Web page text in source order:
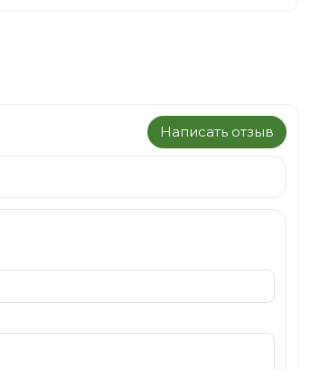
Написать отзыв